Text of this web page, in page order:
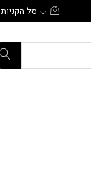
סל הקניות